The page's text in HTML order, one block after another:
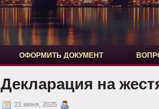
ОФОРМИТЬ ДОКУМЕНТ
Декларация на
21 июня, 2025